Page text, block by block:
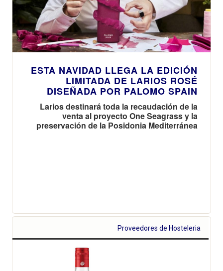
ESTA NAVIDAD LLEGA LA EDICIÓN
LIMITADA DE LARIOS ROSÉ
DISEÑADA POR PALOMO SPAIN
Larios destinará toda la recaudación de la
venta al proyecto One Seagrass y la
preservación de la Posidonia Mediterránea
Proveedores de Hosteleria